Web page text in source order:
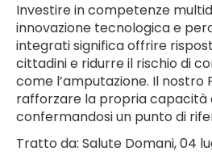
Investire in competenze
innovazione tecnologica e
integrati significa offrire
cittadini e ridurre il rischio di
come l’amputazione. Il nostro
rafforzare la propria capacità
confermandosi un punto di
Tratto da: Salute Domani, 04